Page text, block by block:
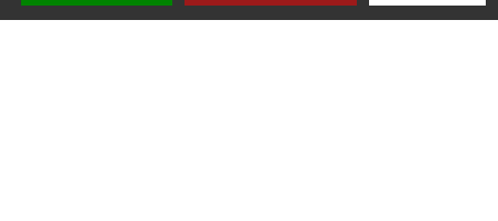
Contact par formulaire